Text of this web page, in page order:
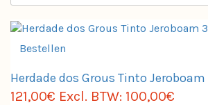
Bestellen
Herdade dos Grous Tinto Jeroboam
121,00€ Excl. BTW: 100,00€